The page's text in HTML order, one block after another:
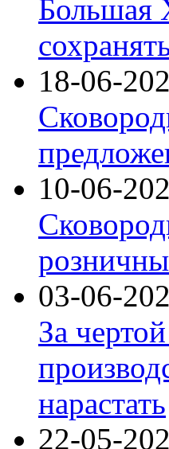
Большая
18-06-
10-06-
03-06-
За
нарастать
22-05-